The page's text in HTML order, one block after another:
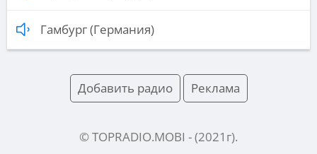
Гамбург (Германия)
Добавить радио Реклама
© TOPRADIO.MOBI - (2021 г).